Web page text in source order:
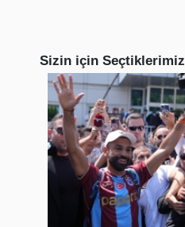
Sizin için Seçtiklerimiz